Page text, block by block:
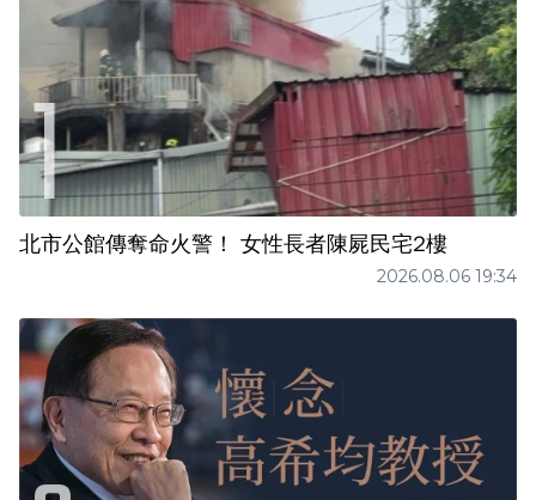
北市公館傳奪命火警！ 女性長者陳屍民宅2樓
2026.08.06 19:34